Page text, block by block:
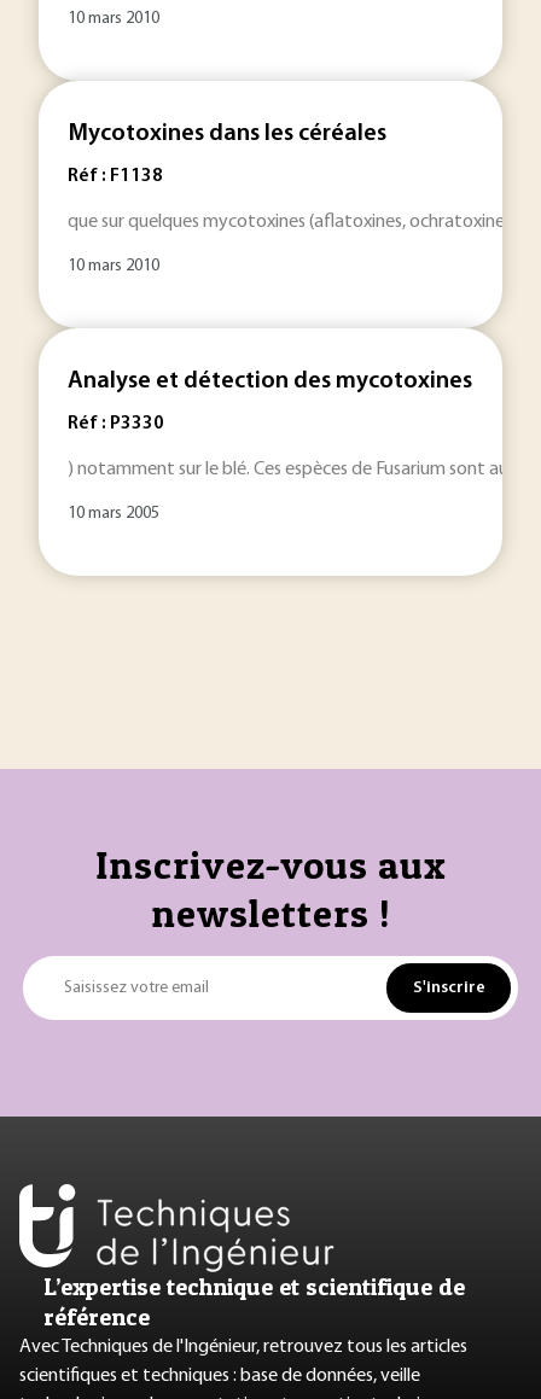
10 mars 2010
Mycotoxines dans les céréales
Réf : F1138
que sur quelques mycotoxines (aflatoxines, ochratoxine A,
10 mars 2010
Analyse et détection des mycotoxines
Réf : P3330
) notamment sur le blé. Ces espèces de Fusarium sont aussi
10 mars 2005
Inscrivez-vous aux
newsletters !
Saisissez votre email S'inscrire
L’expertise technique et scientifique de
référence
Avec Techniques de l'Ingénieur, retrouvez tous les articles
scientifiques et techniques : base de données, veille